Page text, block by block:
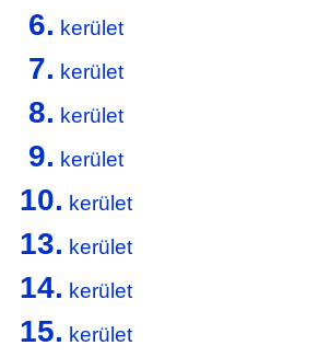
6. kerület
7. kerület
8. kerület
9. kerület
10. kerület
13. kerület
14. kerület
15. kerület